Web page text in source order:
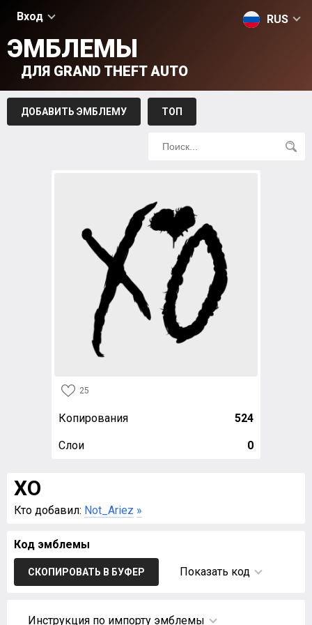
Вход RUS
ЭМБЛЕМЫ
ДЛЯ GRAND THEFT AUTO
ДОБАВИТЬ ЭМБЛЕМУ ТОП
25
Копирования 524
Слои 0
XO
Кто добавил: Not_Ariez »
Код эмблемы
СКОПИРОВАТЬ В БУФЕР Показать код
Инструкция по импорту эмблемы